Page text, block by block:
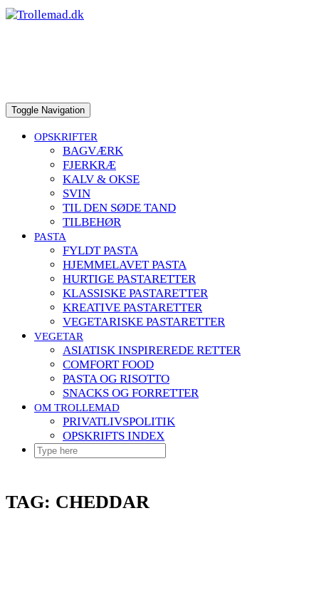
content
Toggle Navigation
OPSKRIFTER
BAGVÆRK
FJERKRÆ
KALV & OKSE
SVIN
TIL DEN SØDE TAND
TILBEHØR
PASTA
FYLDT PASTA
HJEMMELAVET PASTA
HURTIGE PASTARETTER
KLASSISKE PASTARETTER
KREATIVE PASTARETTER
VEGETARISKE PASTARETTER
VEGETAR
ASIATISK INSPIREREDE RETTER
COMFORT FOOD
PASTA OG RISOTTO
SNACKS OG FORRETTER
OM TROLLEMAD
PRIVATLIVSPOLITIK
OPSKRIFTS INDEX
TAG: CHEDDAR